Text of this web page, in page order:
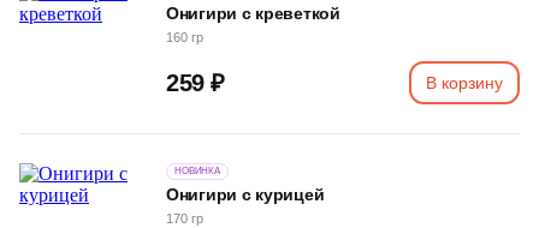
Онигири с креветкой
160 гр
259 ₽ В корзину
Онигири с курицей
НОВИНКА
170 гр